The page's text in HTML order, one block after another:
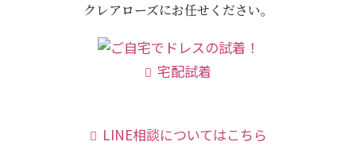
クレアローズにお任せください。
宅配試着
LINE相談についてはこちら